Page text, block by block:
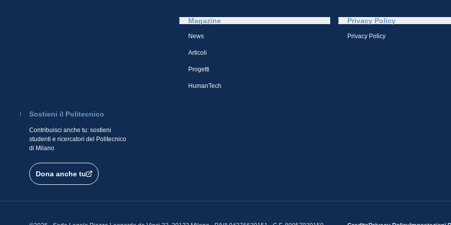
Magazine
News
Articoli
Progetti
HumanTech
Privacy Policy
Privacy Policy
Sostieni il Politecnico
Contribuisci anche tu: sostieni
studenti e ricercatori del Politecnico
di Milano
Dona anche tu